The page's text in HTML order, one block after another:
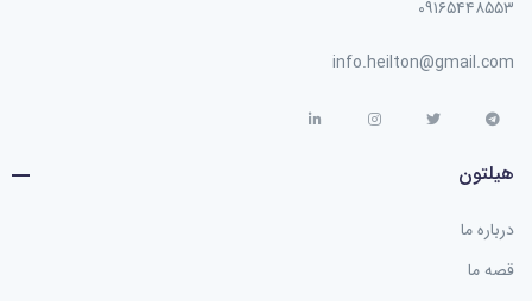
۰۹۱۶۵۴۴۸۵۵۳
info.heilton@gmail.com
هیلتون
درباره ما
قصه ما